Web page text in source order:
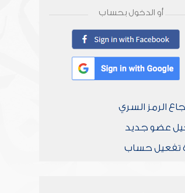
أو الدخول بحساب
الرمز السري
عضو جديد
تفعيل حساب